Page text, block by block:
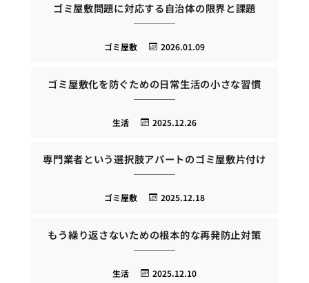
ゴミ屋敷問題に対応する自治体の限界と課題
2026.01.09
ゴミ屋敷
ゴミ屋敷化を防ぐための日常生活の小さな習慣
2025.12.26
生活
専門業者という選択肢アパートのゴミ屋敷片付け
2025.12.18
ゴミ屋敷
もう繰り返さないための根本的な再発防止対策
2025.12.10
生活